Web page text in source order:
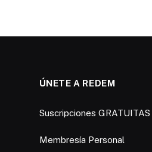
ÚNETE A REDEM
Suscripciones GRATUITAS
Membresía Personal